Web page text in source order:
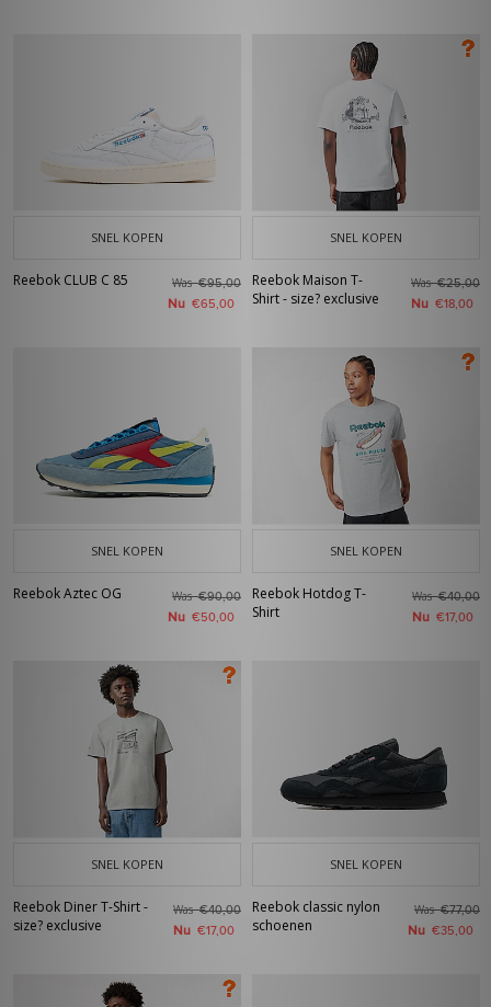
SNEL KOPEN
Reebok CLUB C 85 Was€95,00
Nu €65,00
SNEL KOPEN
Reebok Maison T-
Shirt - size? exclusive
Was€25,00
Nu €18,00
SNEL KOPEN
Reebok Aztec OG Was€90,00
Nu €50,00
SNEL KOPEN
Reebok Hotdog T-
Shirt
Was€40,00
Nu €17,00
SNEL KOPEN
Reebok Diner T-Shirt -
size? exclusive
Was€40,00
Nu €17,00
SNEL KOPEN
Reebok classic nylon
schoenen
Was€77,00
Nu €35,00